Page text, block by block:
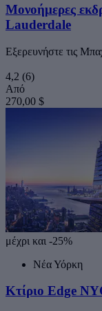
Μονοήμερες
Lauderdale
Εξερευνήστε τις
4,2 (6)
Από
270,00 $
μέχρι και -25%
Νέα Υόρκη
Κτίριο Edge